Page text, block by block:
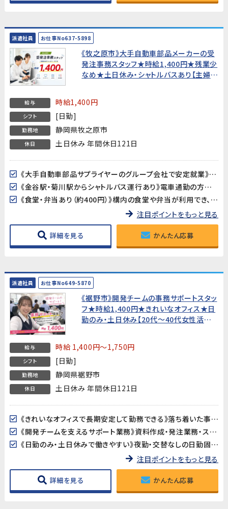
派遣社員 お仕事No637-5898
《牧之原市》大手自動車部品メーカーの受
発注事務スタッフ★時給1,400円★残業少
なめ★土日休み・シャトルバスあり【主婦歓
給与 時給1,400円
シフト [日勤]
勤務地 静岡県牧之原市
休日 土日休み 年間休日121日
《大手自動車部品サプライヤーのグループ会社で安定就業》国内外で活躍する大手自動車部品メーカーのグループ会社でのお仕事です。長年の安定した経営基盤のもと、腰を据えて働ける環境です。
《金谷駅・菊川駅からシャトルバス運行あり》電車通勤の方にも便利なシャトルバスが運行しています。マイカー・バイク・自転車通勤も可能で、通勤手段が選べます。
《食堂・弁当あり（約400円）》構内の食堂や弁当が利用でき、昼食の準備が不要です。診療所も完備されており、福利厚生が充実しています。
注目ポイントをもっと見る
詳細を見る かんたん応募
派遣社員 お仕事No649-5870
《裾野市》開発チームの事務サポートスタッ
フ★時給1,400円★きれいなオフィス★日
勤のみ・土日休み【20代〜40代女性活躍
給与 時給 1,400円～1,750円
シフト [日勤]
勤務地 静岡県裾野市
休日 土日休み 年間休日121日
《きれいなオフィスで長期安定して勤務できる》落ち着いた事務所環境で、長期的に安心して働けます。腰を据えてじっくりキャリアを積みたい方におすすめです。
《開発チームを支えるサポート業務》資料作成・発注業務・スケジュール調整など、幅広い事務スキルを活かせるポジションです。開発の現場に近い場所で、ものづくりを支えるやりがいを感じられます。
《日勤のみ・土日休みで働きやすい》夜勤・交替なしの日勤固定。基本土日休みで、プライベートとのバランスが取りやすい環境です。
注目ポイントをもっと見る
詳細を見る かんたん応募